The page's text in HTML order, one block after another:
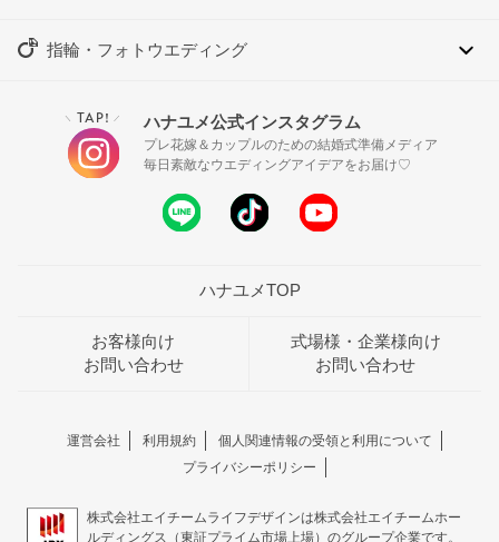
指輪・フォトウエディング
＼ TAP! ／ ハナユメ公式インスタグラム
プレ花嫁＆カップルのための結婚式準備メディア
毎日素敵なウエディングアイデアをお届け♡
ハナユメTOP
お客様向け
お問い合わせ
式場様・企業様向け
お問い合わせ
運営会社 利用規約
個人関連情報の受領と利用について
プライバシーポリシー
株式会社エイチームライフデザインは株式会社エイチームホー
ルディングス（東証プライム市場上場）のグループ企業です。